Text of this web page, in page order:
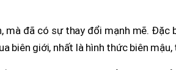
mà đã có sự thay đổi mạnh mẽ. Đặc
biên giới, nhất là hình thức biên mậu,